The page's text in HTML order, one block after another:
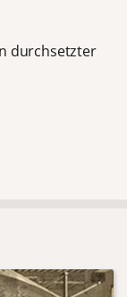
durchsetzter